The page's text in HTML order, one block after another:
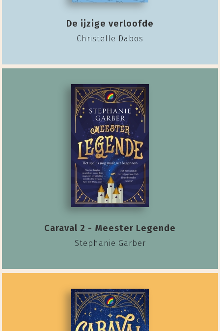
De ijzige verloofde
Christelle Dabos
Caraval 2 - Meester Legende
Stephanie Garber